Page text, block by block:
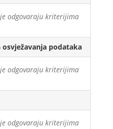
odgovaraju kriterijima
osvježavanja podataka
odgovaraju kriterijima
odgovaraju kriterijima